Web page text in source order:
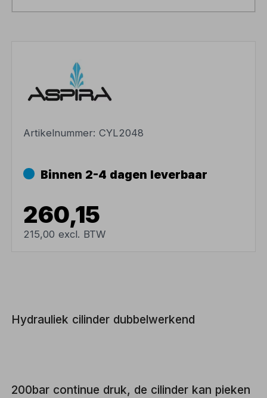
Artikelnummer:CYL2048
Binnen 2-4 dagen leverbaar
260,15
215,00 excl. BTW
Hydrauliek cilinder dubbelwerkend
200bar continue druk, de cilinder kan pieken